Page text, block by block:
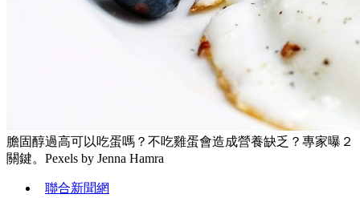
膽固醇過高可以吃蛋嗎？不吃雞蛋會造成營養缺乏？專家曝２
關鍵。Pexels by Jenna Hamra
聯合新聞網